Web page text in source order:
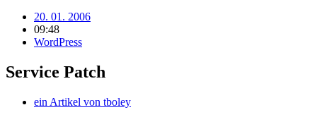
20. 01. 2006
09:48
WordPress
Service Patch
ein Artikel von tboley